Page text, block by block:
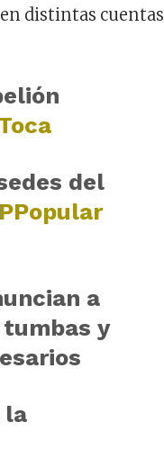
distintas cuentas
del
a
y
la